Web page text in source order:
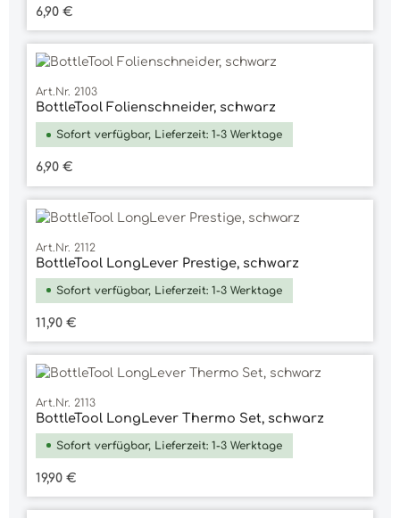
Regulärer Preis:
6,90 €
Art.Nr. 2103
BottleTool Folienschneider, schwarz
Sofort verfügbar, Lieferzeit: 1-3 Werktage
Regulärer Preis:
6,90 €
Art.Nr. 2112
BottleTool LongLever Prestige, schwarz
Sofort verfügbar, Lieferzeit: 1-3 Werktage
Regulärer Preis:
11,90 €
Art.Nr. 2113
BottleTool LongLever Thermo Set, schwarz
Sofort verfügbar, Lieferzeit: 1-3 Werktage
Regulärer Preis:
19,90 €